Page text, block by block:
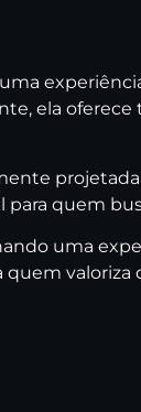
ela
quem
uma
quem